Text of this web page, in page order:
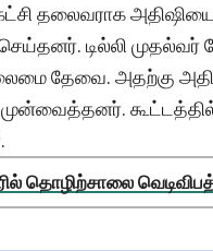
தலைவராக
டில்லி
தேவை. அதற்கு
தொழிற்சாலை